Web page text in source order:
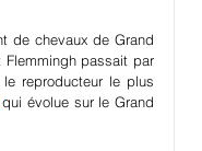
de chevaux de Grand
passait par
reproducteur le plus
évolue sur le Grand